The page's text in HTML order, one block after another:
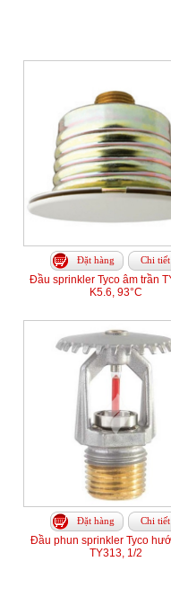
Đặt hàng Chi tiết
Đầu sprinkler Tyco âm trần
K5.6, 93°C
Đặt hàng Chi tiết
Đầu phun sprinkler Tyco
TY313, 1/2